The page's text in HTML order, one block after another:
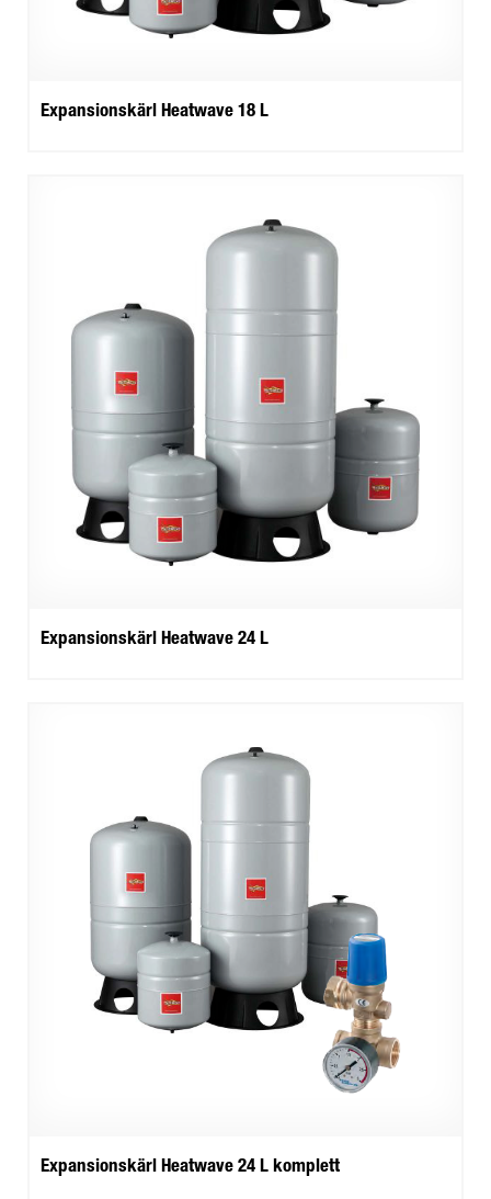
Expansionskärl Heatwave 18 L
Expansionskärl Heatwave 24 L
Expansionskärl Heatwave 24 L komplett